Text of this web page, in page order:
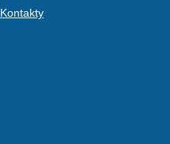
Kontakty